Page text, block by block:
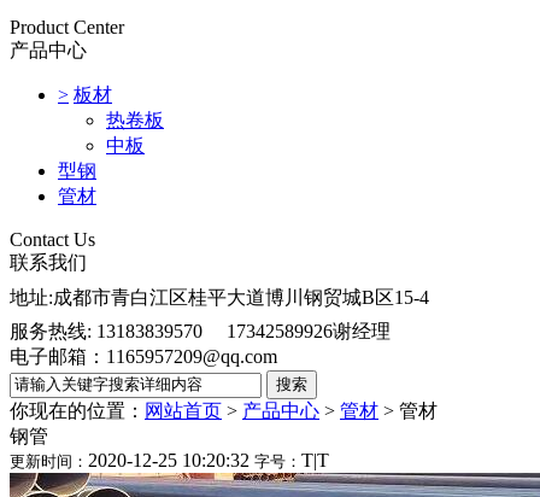
Product Center
产品中心
> 板材
热卷板
中板
型钢
管材
Contact Us
联系我们
地址:成都市青白江区桂平大道博川钢贸城B区15-4
服务热线: 13183839570 17342589926谢经理
电子邮箱：1165957209@qq.com
你现在的位置： 网站首页 > 产品中心 > 管材 > 管材
钢管
更新时间： 2020-12-25 10:20:32 字号： T|T